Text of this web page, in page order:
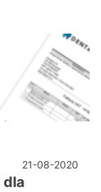
21-08-2020
dla